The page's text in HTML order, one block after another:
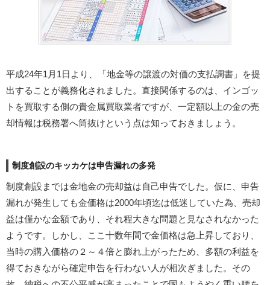
平成24年1月1日より、「地金等の譲渡の対価の支払調書」を提
出することが義務化されました。直接関係するのは、インゴッ
トを買取する側の貴金属買取業者ですが、一定額以上の金の売
却情報は税務署へ筒抜けという点は知っておきましょう。
制度創設のキッカケは申告漏れの多発
制度創設までは金地金の売却益は自己申告でした。仮に、申告
漏れが発生しても金価格は2000年頃迄は低迷していた為、売却
益は僅かな金額であり、それ程大きな問題と見なされなかった
ようです。しかし、ここ十数年間で金価格は急上昇しており、
当時の購入価格の２～４倍と膨れ上がったため、多額の利益を
得ておきながら確定申告を行わない人が相次ぎました。その